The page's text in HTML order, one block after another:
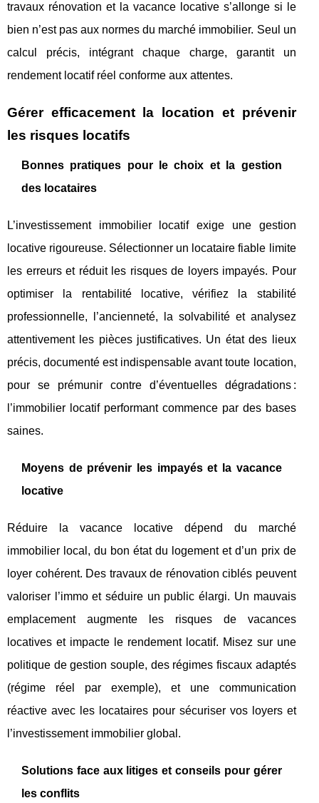
travaux rénovation et la vacance locative s’allonge si le
bien n’est pas aux normes du marché immobilier. Seul un
calcul précis, intégrant chaque charge, garantit un
rendement locatif réel conforme aux attentes.
Gérer efficacement la location et prévenir
les risques locatifs
Bonnes pratiques pour le choix et la gestion
des locataires
L’investissement immobilier locatif exige une gestion
locative rigoureuse. Sélectionner un locataire fiable limite
les erreurs et réduit les risques de loyers impayés. Pour
optimiser la rentabilité locative, vérifiez la stabilité
professionnelle, l’ancienneté, la solvabilité et analysez
attentivement les pièces justificatives. Un état des lieux
précis, documenté est indispensable avant toute location,
pour se prémunir contre d’éventuelles dégradations :
l’immobilier locatif performant commence par des bases
saines.
Moyens de prévenir les impayés et la vacance
locative
Réduire la vacance locative dépend du marché
immobilier local, du bon état du logement et d’un prix de
loyer cohérent. Des travaux de rénovation ciblés peuvent
valoriser l’immo et séduire un public élargi. Un mauvais
emplacement augmente les risques de vacances
locatives et impacte le rendement locatif. Misez sur une
politique de gestion souple, des régimes fiscaux adaptés
(régime réel par exemple), et une communication
réactive avec les locataires pour sécuriser vos loyers et
l’investissement immobilier global.
Solutions face aux litiges et conseils pour gérer
les conflits